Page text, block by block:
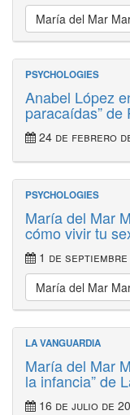
María del Mar
PSYCHOLOGIES
Anabel López
paracaídas” de
24 de febrero
PSYCHOLOGIES
María del Mar
cómo vivir tu
1 de septiembre
María del Mar
LA VANGUARDIA
María del Mar
la infancia” de
16 de julio de